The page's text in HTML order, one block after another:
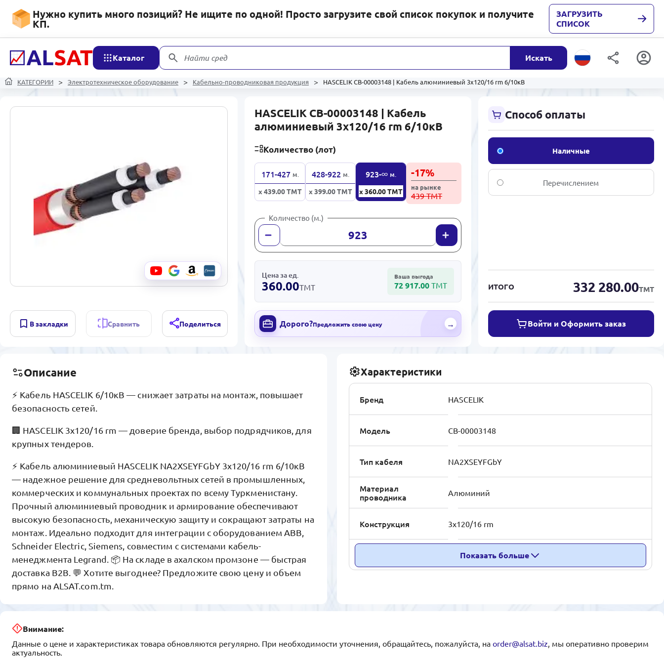
Нужно купить много позиций? Не ищите по одной! Просто загрузите свой список покупок и получите
КП.
ЗАГРУЗИТЬ
СПИСОК
Каталог Найти среди Искать
КАТЕГОРИИ Электротехническое оборудование Кабельно-проводниковая продукция HASCELIK CB-00003148 | Кабель алюминиевый 3x120/16 rm 6/10кВ
В закладки Сравнить Поделиться
HASCELIK CB-00003148 | Кабель
алюминиевый 3x120/16 rm 6/10кВ
Количество (лот)
171-427 м.
x 439.00ТМТ
428-922 м.
x 399.00ТМТ
923-∞ м.
x 360.00ТМТ
-17%
на рынке
439 ТМТ
Количество (м.)
Цена за ед.
360.00ТМТ
Ваша выгода
72 917.00 ТМТ
Дорого?Предложить свою цену →
Способ оплаты
Наличные
Перечислением
ИТОГО 332 280.00ТМТ
Войти и Оформить заказ
Описание
⚡ Кабель HASCELIK 6/10кВ — снижает затраты на монтаж, повышает
безопасность сетей.
🏢 HASCELIK 3x120/16 rm — доверие бренда, выбор подрядчиков, для
крупных тендеров.
⚡ Кабель алюминиевый HASCELIK NA2XSEYFGbY 3x120/16 rm 6/10кВ
— надежное решение для средневольтных сетей в промышленных,
коммерческих и коммунальных проектах по всему Туркменистану.
Прочный алюминиевый проводник и армирование обеспечивают
высокую безопасность, механическую защиту и сокращают затраты на
монтаж. Идеально подходит для интеграции с оборудованием ABB,
Schneider Electric, Siemens, совместим с системами кабель-
менеджмента Legrand. 📦 На складе в ахалском промзоне — быстрая
доставка B2B. 💬 Хотите выгоднее? Предложите свою цену и объем
прямо на ALSAT.com.tm.
Характеристики
Бренд HASCELIK
Модель CB-00003148
Тип кабеля NA2XSEYFGbY
Материал
проводника
Алюминий
Конструкция 3x120/16 rm
Показать больше
Внимание:
Данные о цене и характеристиках товара обновляются регулярно. При необходимости уточнения, обращайтесь, пожалуйста, на order@alsat.biz, мы оперативно проверим
актуальность.